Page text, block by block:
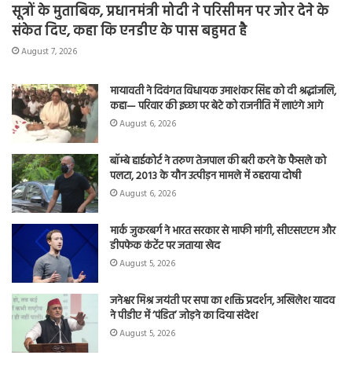
सूत्रों के मुताबिक, प्रधानमंत्री मोदी ने परिसीमन पर जोर देने के
संकेत दिए, कहा कि एनडीए के पास बहुमत है
August 7, 2026
मायावती ने दिवंगत विधायक उमाशंकर सिंह को दी श्रद्धांजलि,
कहा— परिवार की इच्छा पर बेटे को राजनीति में लाएंगे आगे
August 6, 2026
बॉम्बे हाईकोर्ट ने तरुण तेजपाल की बरी करने के फैसले को
पलटा, 2013 के यौन उत्पीड़न मामले में ठहराया दोषी
August 6, 2026
मार्क जुकरबर्ग ने भारत सरकार से माफी मांगी, सीएसएएम और
डीपफेक कंटेंट पर जताया खेद
August 5, 2026
जनेश्वर मिश्र जयंती पर सपा का शक्ति प्रदर्शन, अखिलेश यादव
ने पीडीए में ‘पंडित’ जोड़ने का दिया संदेश
August 5, 2026